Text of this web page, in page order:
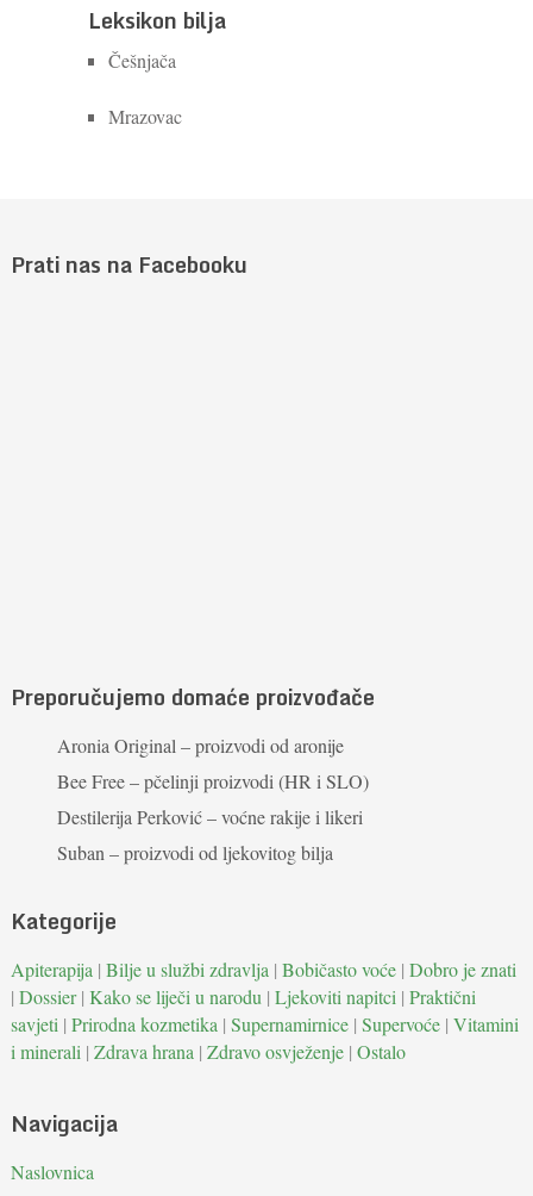
Leksikon bilja
Češnjača
Mrazovac
Prati nas na Facebooku
Preporučujemo domaće proizvođače
Aronia Original – proizvodi od aronije
Bee Free – pčelinji proizvodi (HR i SLO)
Destilerija Perković – voćne rakije i likeri
Suban – proizvodi od ljekovitog bilja
Kategorije
Apiterapija | Bilje u službi zdravlja | Bobičasto voće| Dobro je znati
| Dossier| Kako se liječi u narodu | Ljekoviti napitci | Praktični
savjeti | Prirodna kozmetika | Supernamirnice| Supervoće| Vitamini
i minerali | Zdrava hrana | Zdravo osvježenje| Ostalo
Navigacija
Naslovnica